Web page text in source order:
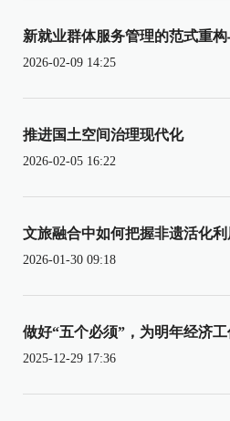
新就业群体服务管理的范式重
2026-02-09 14:25
推进国土空间治理现代化
2026-02-05 16:22
文旅融合中如何把握非遗活化利
2026-01-30 09:18
做好“五个必须”，为明年经济
2025-12-29 17:36